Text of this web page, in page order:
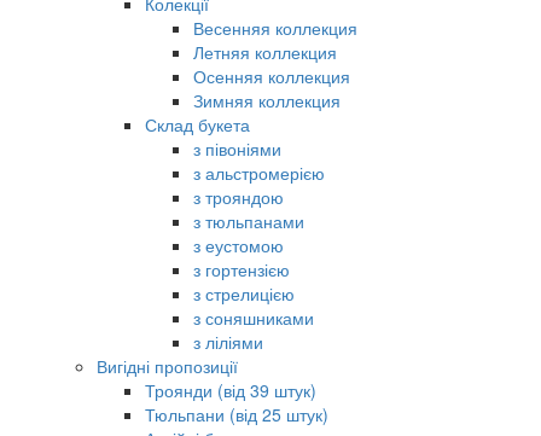
Весенняя коллекция
Летняя коллекция
Осенняя коллекция
Зимняя коллекция
Склад букета
з півоніями
з альстромерією
з трояндою
з тюльпанами
з еустомою
з гортензією
з стрелицією
з соняшниками
з ліліями
Вигідні пропозиції
Троянди (від 39 штук)
Тюльпани (від 25 штук)